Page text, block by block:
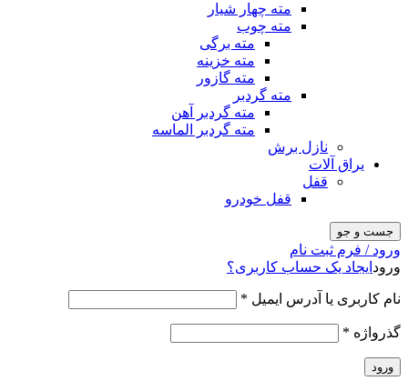
مته چهار شیار
مته چوب
مته برگی
مته خزینه
مته گازور
مته گردبر
مته گردبر آهن
مته گردبر الماسه
نازل برش
یراق آلات
قفل
قفل خودرو
جست و جو
ورود / فرم ثبت نام
ورود ایجاد یک حساب کاربری؟
نام کاربری یا آدرس ایمیل *
گذرواژه *
ورود